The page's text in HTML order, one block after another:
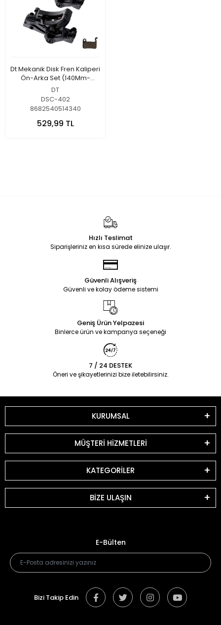
Dt Mekanik Disk Fren Kaliperi
Ön-Arka Set (140Mm-
160Mm)
DT
DSC-402
8682540514340
529,99 TL
Hızlı Teslimat
Siparişleriniz en kısa sürede elinize ulaşır.
Güvenli Alışveriş
Güvenli ve kolay ödeme sistemi
Geniş Ürün Yelpazesi
Binlerce ürün ve kampanya seçeneği
7 / 24 DESTEK
Öneri ve şikayetlerinizi bize iletebilirsiniz.
KURUMSAL
MÜŞTERİ HİZMETLERİ
KATEGORİLER
BİZE ULAŞIN
E-Bülten
Bizi Takip Edin